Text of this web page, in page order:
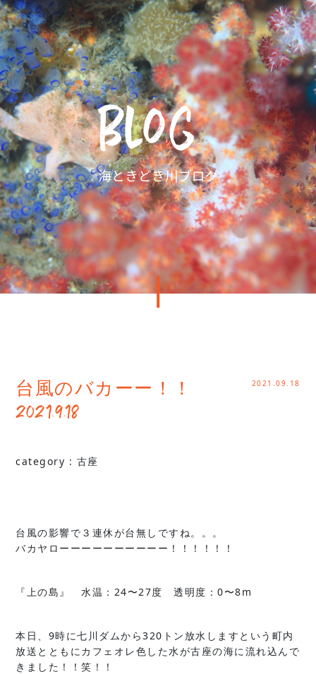
台風のバカーー！！
2021.9.18
2021.09.18
category : 古座
台風の影響で３連休が台無しですね。。。
バカヤローーーーーーーーーー！！！！！！
『上の島』 水温：24〜27度 透明度：0〜8m
本日、9時に七川ダムから320トン放水しますという町内
放送とともにカフェオレ色した水が古座の海に流れ込んで
きました！！笑！！